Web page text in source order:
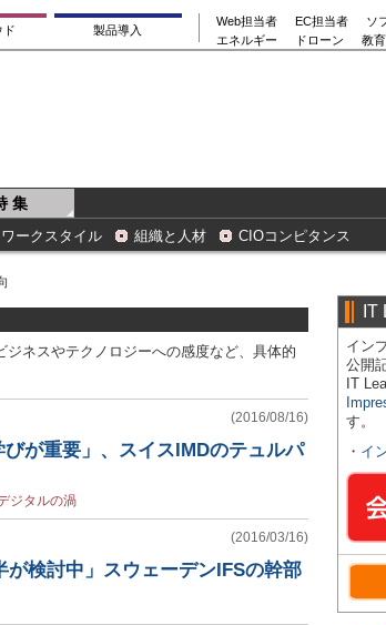
ド 製品導入
Web担当者 EC担当者
ソ
エネルギー
ドローン 教
集
ワークスタイル 組織と人材 CIOコンピタンス
ネスやテクノロジーへの感度など、具体的
(2016/08/16)
びが重要」、スイスIMDのテュルパ
ジタルの渦
(2016/03/16)
が検討中」スウェーデンIFSの幹部
IT
イン
公開
IT
す。
・ イ